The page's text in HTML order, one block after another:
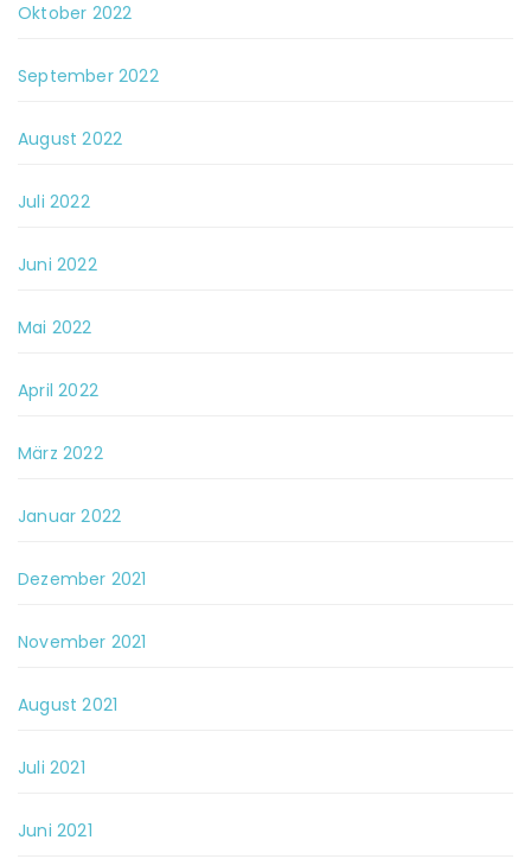
Oktober 2022
September 2022
August 2022
Juli 2022
Juni 2022
Mai 2022
April 2022
März 2022
Januar 2022
Dezember 2021
November 2021
August 2021
Juli 2021
Juni 2021